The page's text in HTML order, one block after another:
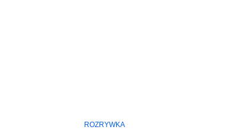
ROZRYWKA